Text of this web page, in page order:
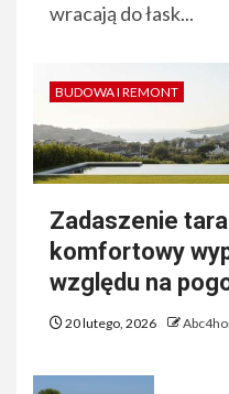
wracają do łask...
BUDOWA I REMONT
Zadaszenie
komfortowy
względu na
20 lutego, 2026